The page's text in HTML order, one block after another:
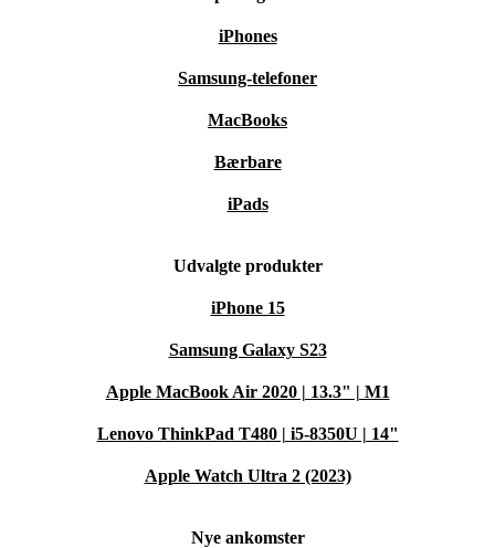
iPhones
Samsung-telefoner
MacBooks
Bærbare
iPads
Udvalgte produkter
iPhone 15
Samsung Galaxy S23
Apple MacBook Air 2020 | 13.3" | M1
Lenovo ThinkPad T480 | i5-8350U | 14"
Apple Watch Ultra 2 (2023)
Nye ankomster